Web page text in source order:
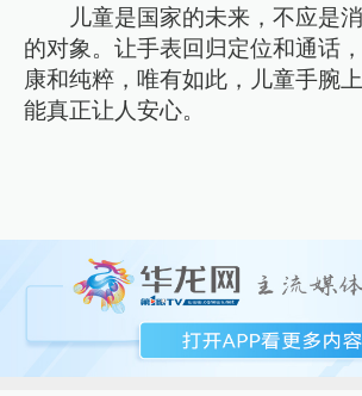
儿童是国家的未来，不应是
的对象。让手表回归定位和通话
康和纯粹，唯有如此，儿童手腕
能真正让人安心。